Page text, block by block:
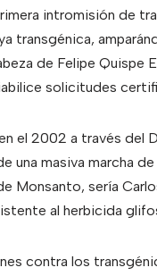
intromisión de
transgénica,
de Felipe Quispe
solicitudes
el 2002 a través del
una masiva marcha
Monsanto, sería
al herbicida
contra los